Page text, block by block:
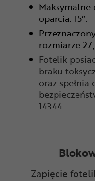
Maksymalne
oparcia: 15°.
rozmiarze
Fotelik
braku
oraz spełnia
14344.
Zapięcie